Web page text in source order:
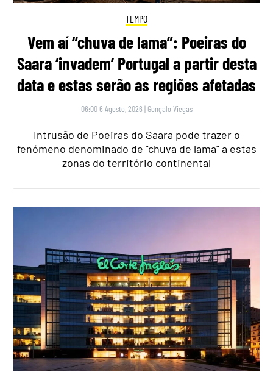
TEMPO
Vem aí “chuva de lama”: Poeiras do
Saara ‘invadem’ Portugal a partir desta
data e estas serão as regiões afetadas
06:00 6 Agosto, 2026 | Gonçalo Viegas
Intrusão de Poeiras do Saara pode trazer o
fenómeno denominado de "chuva de lama" a estas
zonas do território continental